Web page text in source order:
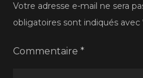
Votre adresse e-mail ne sera
obligatoires sont indiqués avec
Commentaire*